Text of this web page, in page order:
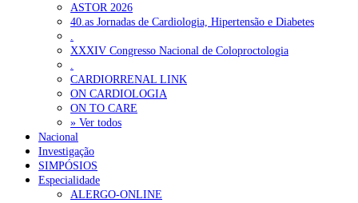
Ministério prepara regras para acompanhamento da gravidez de
baixo risco por enfermeiros especialistas
Presidente da República promulga clarificação dos incentivos a
médicos por trabalho suplementar
Quase 11.900 jovens recorreram aos cheques psicólogo e
nutricionista no primeiro mês
NOTÍCIAS MAIS LIDAS
ASTOR 2026
40.as Jornadas de Cardiologia, Hipertensão e Diabetes
.
XXXIV Congresso Nacional de Coloproctologia
.
CARDIORRENAL LINK
ON CARDIOLOGIA
ON TO CARE
» Ver todos
Nacional
Investigação
SIMPÓSIOS
Especialidade
ALERGO-ONLINE